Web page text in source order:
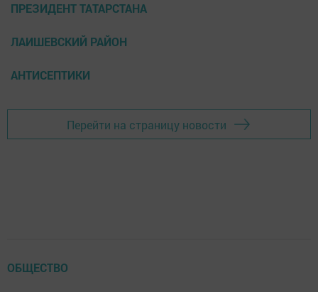
ПРЕЗИДЕНТ ТАТАРСТАНА
ЛАИШЕВСКИЙ РАЙОН
АНТИСЕПТИКИ
Перейти на страницу новости
ОБЩЕСТВО